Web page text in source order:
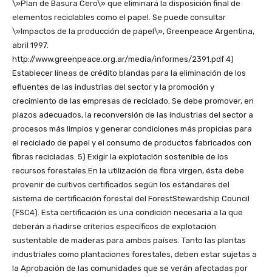
\»Plan de Basura Cero\» que eliminará la disposición final de
elementos reciclables como el papel. Se puede consultar
\»Impactos de la producción de papel\», Greenpeace Argentina,
abril 1997.
http://www.greenpeace.org.ar/media/informes/2391.pdf 4)
Establecer líneas de crédito blandas para la eliminación de los
efluentes de las industrias del sector y la promoción y
crecimiento de las empresas de reciclado. Se debe promover, en
plazos adecuados, la reconversión de las industrias del sector a
procesos más limpios y generar condiciones más propicias para
el reciclado de papel y el consumo de productos fabricados con
fibras recicladas. 5) Exigir la explotación sostenible de los
recursos forestales.En la utilización de fibra virgen, ésta debe
provenir de cultivos certificados según los estándares del
sistema de certificación forestal del ForestStewardship Council
(FSC4). Esta certificación es una condición necesaria a la que
deberán a ñadirse criterios específicos de explotación
sustentable de maderas para ambos países. Tanto las plantas
industriales como plantaciones forestales, deben estar sujetas a
la Aprobación de las comunidades que se verán afectadas por